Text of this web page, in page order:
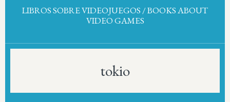
LIBROS SOBRE VIDEOJUEGOS / BOOKS ABOUT
VIDEO GAMES
tokio